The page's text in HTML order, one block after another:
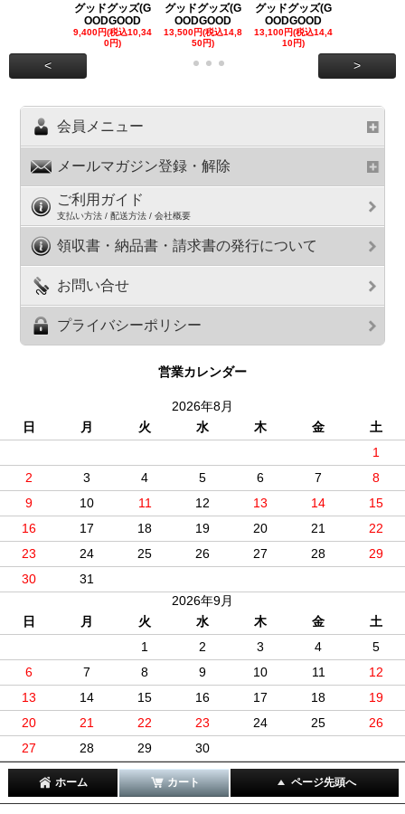
グッドグッズ(G
OODGOOD
9,400円(税込10,34
0円)
グッドグッズ(G
OODGOOD
13,500円(税込14,8
50円)
グッドグッズ(G
OODGOOD
13,100円(税込14,4
10円)
< >
会員メニュー
メールマガジン登録・解除
ご利用ガイド
支払い方法 / 配送方法 / 会社概要
領収書・納品書・請求書の発行について
お問い合せ
プライバシーポリシー
営業カレンダー
2026年8月
日
月 火 水 木 金
土
1
2
3 4 5 6 7
8
9
10 11 12 13 14
15
16
17 18 19 20 21
22
23
24 25 26 27 28
29
30
31
2026年9月
日
月 火 水 木 金
土
1
2 3 4
5
6
7 8 9 10 11
12
13
14 15 16 17 18
19
20
21 22 23 24 25
26
27
28 29 30
ホーム カート ページ先頭へ